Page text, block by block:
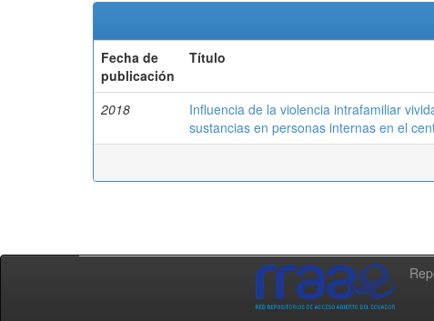
Fecha de
publicación
Título
2018
Influencia de la violencia intrafamiliar
sustancias en personas internas en el